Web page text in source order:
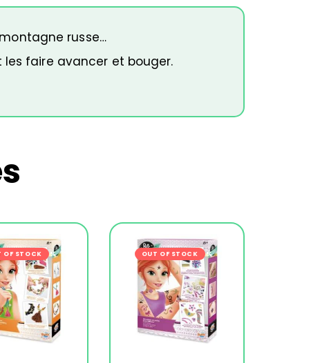
russe…
les faire avancer et bouger.
OF STOCK-27% OUT OF STOCK-22%